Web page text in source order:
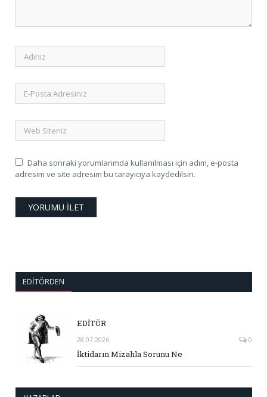
Daha sonraki yorumlarımda kullanılması için adım, e-posta
adresim ve site adresim bu tarayıcıya kaydedilsin.
EDITÖRDEN
EDİTÖR
28.07.2026 0
İktidarın Mizahla Sorunu Ne